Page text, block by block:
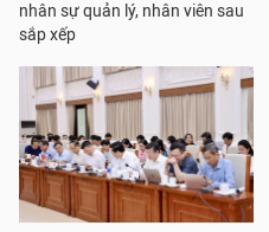
nhân sự quản lý, nhân viên sau
sắp xếp